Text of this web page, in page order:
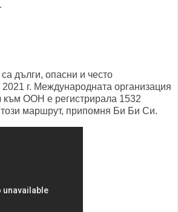
дълги, опасни и често
г. Международната организация
ООН е регистрирала 1532
маршрут, припомня Би Би Си.